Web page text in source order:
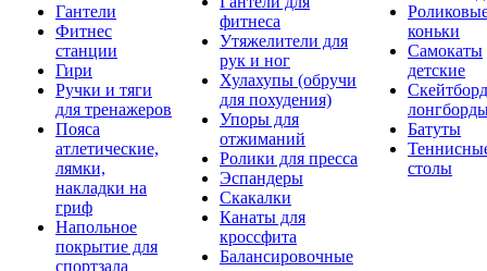
Гантели
Фитнес
станции
Гири
Ручки и тяги
для тренажеров
Пояса
атлетические,
лямки,
накладки на
гриф
Напольное
покрытие для
спортзала
фитнеса
Утяжелители для
рук и ног
Хулахупы (обручи
для похудения)
Упоры для
отжиманий
Ролики для пресса
Эспандеры
Скакалки
Канаты для
кроссфита
Балансировочные
коньки
Самокаты
детские
Батуты
столы